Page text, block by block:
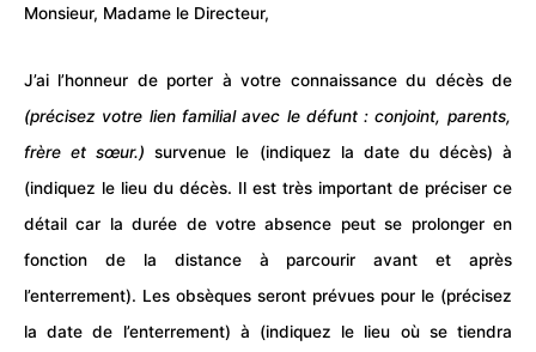
Monsieur, Madame le Directeur,
J’ai l’honneur de porter à votre connaissance du décès de
(précisez votre lien familial avec le défunt : conjoint, parents,
frère et sœur.) survenue le (indiquez la date du décès) à
(indiquez le lieu du décès. Il est très important de préciser ce
détail car la durée de votre absence peut se prolonger en
fonction de la distance à parcourir avant et après
l’enterrement). Les obsèques seront prévues pour le (précisez
la date de l’enterrement) à (indiquez le lieu où se tiendra